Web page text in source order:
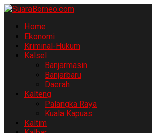
Home
Ekonomi
Kriminal-Hukum
Kalsel
Banjarmasin
Banjarbaru
Daerah
Kalteng
Palangka Raya
Kuala Kapuas
Kaltim